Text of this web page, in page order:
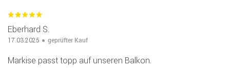
Eberhard S.
17.03.2025 geprüfter Kauf
Markise passt topp auf unseren Balkon.